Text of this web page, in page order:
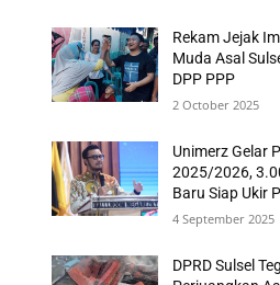
Rekam Jejak
Muda Asal
DPP PPP
2 October 2025
Unimerz Gelar
2025/2026,
Baru Siap Ukir
4 September 2025
DPRD Sulsel